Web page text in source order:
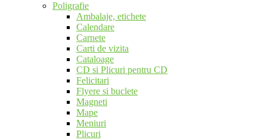
Poligrafie
Ambalaje, etichete
Calendare
Carnete
Carti de vizita
Cataloage
CD si Plicuri pentru CD
Felicitari
Flyere si buclete
Magneti
Mape
Meniuri
Plicuri